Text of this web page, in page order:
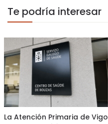
Te podría interesar
La Atención Primaria de Vigo